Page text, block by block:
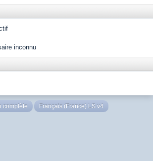
inconnu
complète Français (France) LS v4